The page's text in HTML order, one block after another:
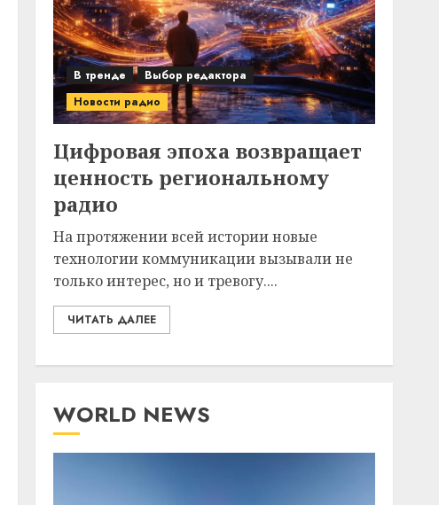
В тренде
Выбор редактора
Новости радио
Цифровая эпоха возвращает
ценность региональному
радио
На протяжении всей истории новые
технологии коммуникации вызывали не
только интерес, но и тревогу....
ЧИТАТЬ ДАЛЕЕ
WORLD NEWS